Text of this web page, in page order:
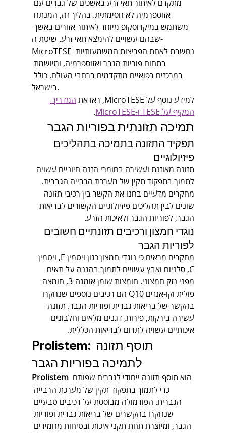
מתקדם לאיתור תאי זרע באשכים של גברים עם
אזוספרמיה לא חסימתית. בהליך זה, המנתח
משתמש במיקרוסקופ מיוחד לאיתור אזורים באשך
שבהם עשויים להימצא תאי זרע. שיטת ה-
MicroTESE נחשבת לאחת הפריצות המשמעותיות
בתחום פוריות הגבר ואזוספרמיה, ומיושמת
במרכזים רפואיים מתקדמים ברחבי העולם, כולל
בישראל.
למידע נוסף על MicroTESE, ראו את
המדריך
המקיף על TESE ו-MicroTESE
.
תמיכה תזונתית בפוריות הגבר
תפקיד התזונה בתמיכה בתהליכים
פיזיולוגיים
תזונה מאוזנת ועשירה בחומרי הזנה חיוניים עשויה
לתמוך בתפקוד תקין של מערכת הרבייה הגברית.
מחקרים מדעיים בחנו את הקשר בין רכיבי תזונה
שונים לבין תהליכים פיזיולוגיים הקשורים לבריאות
הגבר, לפוריות הגבר ולאיכות הזרע.
נוגדי חמצון ורכיבים תזונתיים חשובים
לפוריות הגבר
מחקרים מראים כי נוגדי חמצון כגון ויטמין E, ויטמין
C, סלניום ואבץ עשויים לתמוך בהגנה על תאים
מפני נזק חמצוני. חומצות שומן אומגה-3, חומצה
פולית וקו-אנזים Q10 הם רכיבים נוספים שנחקרו
בהקשר של בריאות גברית ופוריות הגבר. תזונה
עשירה בירקות, פירות, דגנים מלאים וחלבונים
איכותיים עשויה לתרום לבריאות הכללית.
Prolistem: תוסף תזונה
לתמיכה בפוריות הגבר
Prolistem הוא תוסף תזונה ייחודי לגברים שפותח
כדי לתמוך בתפקוד תקין של מערכת הרבייה
הגברית. הפורמולה מבוססת על רכיבים טבעיים
שנחקרו בהקשרים של בריאות גברית ופוריות
הגבר, ומיוצרת תחת תקני איכות ובטיחות מחמירים